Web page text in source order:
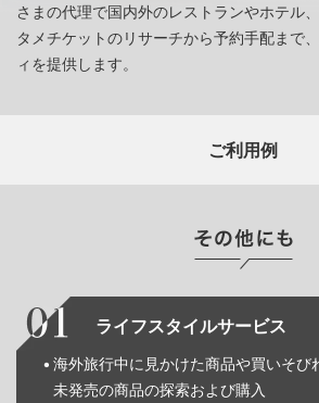
さまの代理で国内外のレストランやホテル
タメチケットのリサーチから予約手配まで
ィを提供します。
ご利用例
ライフスタイルサービス
海外旅行中に見かけた商品や買いそび
未発売の商品の探索および購入